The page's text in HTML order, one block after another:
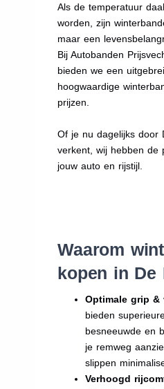
Als de temperatuur
worden, zijn
maar een
Bij Autobanden
bieden we een
hoogwaardige
prijzen.
Of je nu dagelijks door
verkent, wij hebben de
jouw auto en rijstijl.
Waarom
kopen in De
Optimale grip &
bieden
besneeuwde en
je remweg
slippen
Verhoogd